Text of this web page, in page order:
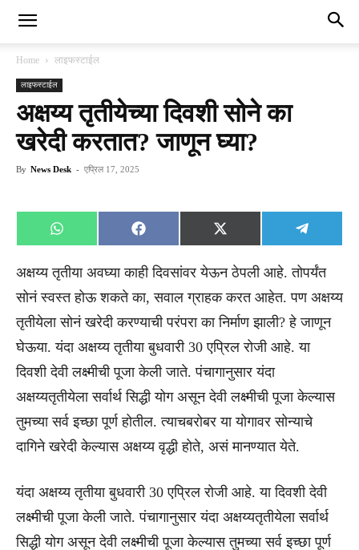
Home लाइफस्टाईल
लाइफस्टाईल
अक्षय्य तृतीयेच्या दिवशी सोने का
खरेदी करतात? जाणून घ्या?
By News Desk - एप्रिल 17, 2025
Share
on
WhatsApp
Share
on
Facebook
Share
on
X
(Twitter)
Share
on
अक्षय्य तृतीया अवघ्या काही दिवसांवर येऊन ठेपली आहे. तोपर्यंत
सोनं स्वस्त होऊ शकते का, सवाल ग्राहक करत आहेत. पण अक्षय्य
तृतीयेला सोनं खरेदी करण्याची परंपरा का निर्माण झाली? हे जाणून
घेऊया. यंदा अक्षय्य तृतीया बुधवारी 30 एप्रिल रोजी आहे. या
दिवशी देवी लक्ष्मीची पूजा केली जाते. पंचागानुसार यंदा
अक्षय्यतृतीयेला सर्वार्थ सिद्धी योग असून देवी लक्ष्मीची पूजा केल्यास
तुमच्या सर्व इच्छा पूर्ण होतील. त्याचबरोबर या योगावर सोन्याचे
दागिने खरेदी केल्यास अक्षय्य वृद्धी होते, असं मानण्यात येते.
यंदा अक्षय्य तृतीया बुधवारी 30 एप्रिल रोजी आहे. या दिवशी देवी
लक्ष्मीची पूजा केली जाते. पंचागानुसार यंदा अक्षय्यतृतीयेला सर्वार्थ
सिद्धी योग असून देवी लक्ष्मीची पूजा केल्यास तुमच्या सर्व इच्छा पूर्ण